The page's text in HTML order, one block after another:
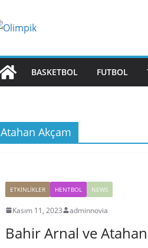
BASKETBOL FUTBOL
Atahan Akçam
ETKINLIKLER HENTBOL NEWS
Kasım 11, 2023 adminnovia
Bahir Arnal ve